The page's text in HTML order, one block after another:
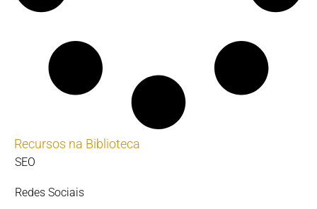
Recursos na Biblioteca
SEO
Redes Sociais